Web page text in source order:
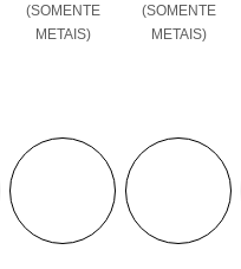
(SOMENTE
METAIS)
(SOMENTE
METAIS)